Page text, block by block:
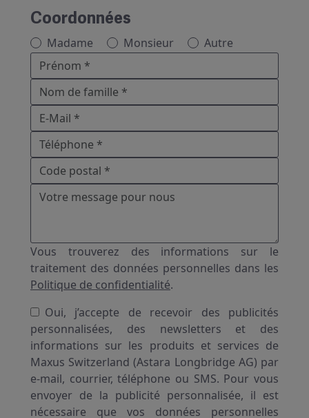
Coordonnées
Madame Monsieur Autre
Vous trouverez des informations sur le
traitement des données personnelles dans les
Politique de confidentialité.
Oui, j’accepte de recevoir des publicités
personnalisées, des newsletters et des
informations sur les produits et services de
Maxus Switzerland (Astara Longbridge AG) par
e-mail, courrier, téléphone ou SMS. Pour vous
envoyer de la publicité personnalisée, il est
nécessaire que vos données personnelles